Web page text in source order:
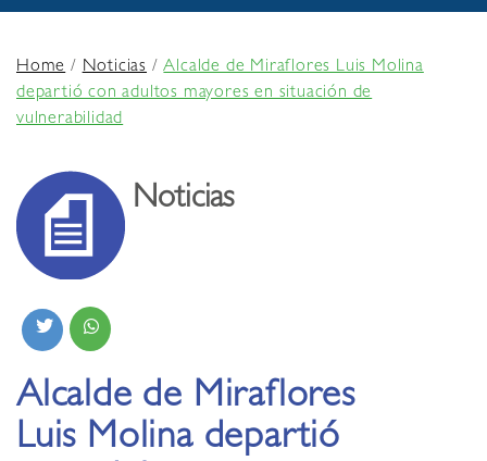
Home/Noticias /Alcalde de Miraflores Luis Molina
departió con adultos mayores en situación de
vulnerabilidad
Noticias
Alcalde de Miraflores
Luis Molina departió